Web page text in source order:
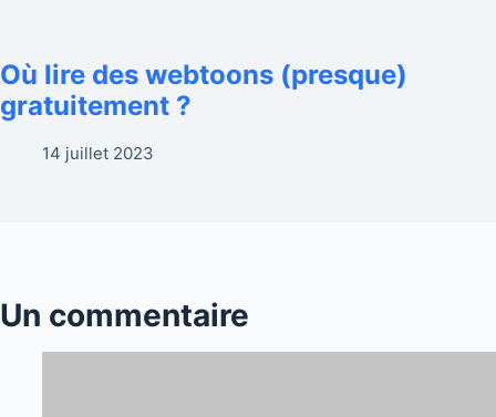
Où lire des webtoons (presque)
gratuitement ?
14 juillet 2023
Un commentaire